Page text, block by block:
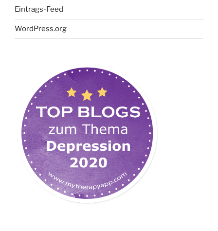
Eintrags-Feed
WordPress.org